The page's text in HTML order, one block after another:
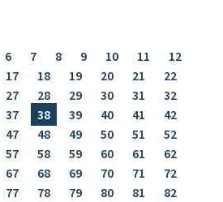
6 7 8 9 10 11
12
17 18 19 20 21
22
27 28 29 30 31
32
37 38 39 40 41
42
47 48 49 50 51
52
57 58 59 60 61
62
67 68 69 70 71
72
77 78 79 80 81
82